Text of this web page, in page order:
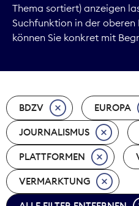
Nova
Thema sortiert) anzeigen
Suchfunktion in der
können Sie konkret mit
BDZV EUROPA
JOURNALISMUS
PLATTFORMEN
VERMARKTUNG